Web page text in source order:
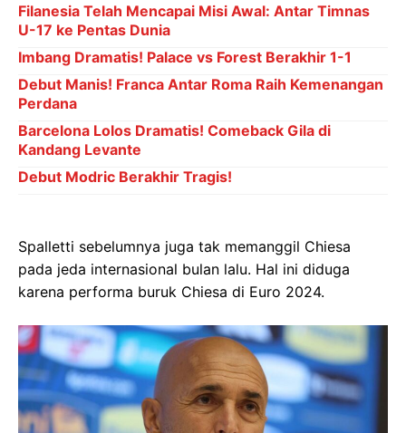
Filanesia Telah Mencapai Misi Awal: Antar Timnas
U-17 ke Pentas Dunia
Imbang Dramatis! Palace vs Forest Berakhir 1-1
Debut Manis! Franca Antar Roma Raih Kemenangan
Perdana
Barcelona Lolos Dramatis! Comeback Gila di
Kandang Levante
Debut Modric Berakhir Tragis!
Spalletti sebelumnya juga tak memanggil Chiesa
pada jeda internasional bulan lalu. Hal ini diduga
karena performa buruk Chiesa di Euro 2024.